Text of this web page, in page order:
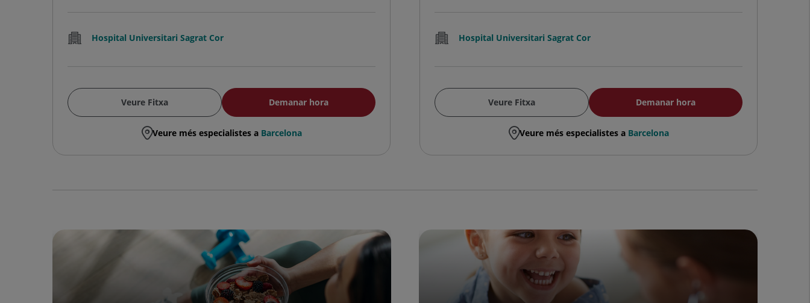
Hospital Universitari Sagrat Cor
Veure Fitxa Demanar hora
Veure més especialistes a Barcelona
Hospital Universitari Sagrat Cor
Veure Fitxa Demanar hora
Veure més especialistes a Barcelona